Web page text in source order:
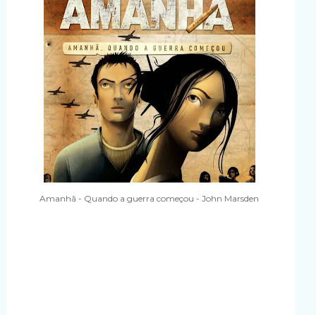
Amanhã - Quando a guerra começou - John Marsden